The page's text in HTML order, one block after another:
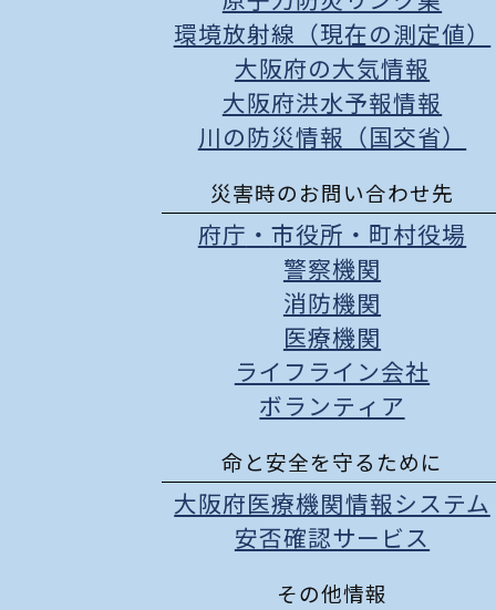
環境放射線（現在の測定値）
大阪府の大気情報
大阪府洪水予報情報
川の防災情報（国交省）
災害時のお問い合わせ先
府庁 ・ 市役所 ・ 町村役場
警察機関
消防機関
医療機関
ライフライン会社
ボランティア
命と安全を守るために
大阪府医療機関情報システム
安否確認サービス
その他情報